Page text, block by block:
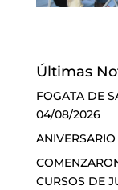
Últimas
FOGATA DE
04/08/2026
CURSOS DE